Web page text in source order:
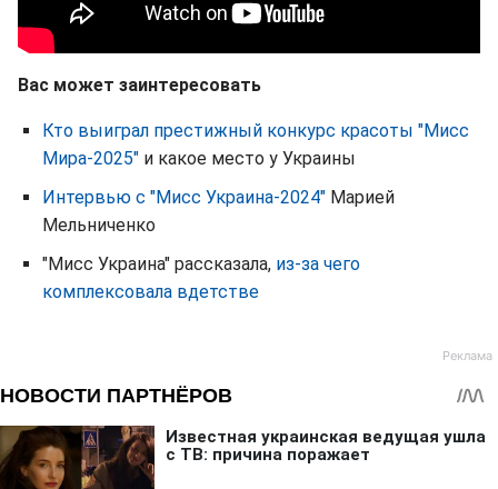
Вас может заинтересовать
Кто выиграл престижный конкурс красоты "Мисс
Мира-2025" и какое место у Украины
Интервью с "Мисс Украина-2024" Марией
Мельниченко
"Мисс Украина" рассказала, из-за чего
комплексовала вдетстве